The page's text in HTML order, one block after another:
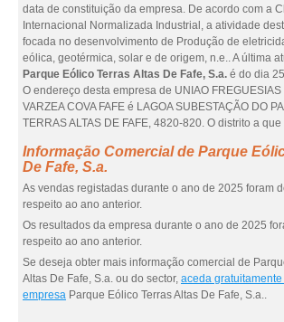
data de constituição da empresa. De acordo com a
Internacional Normalizada Industrial, a atividade
focada no desenvolvimento de Produção de
eólica, geotérmica, solar e de origem, n.e.. A última
Parque Eólico Terras Altas De Fafe, S.a. é do dia
O endereço desta empresa de UNIAO FREGUESIAS
VARZEA COVA FAFE é LAGOA SUBESTAÇÃO DO
TERRAS ALTAS DE FAFE, 4820-820. O distrito a
Informação Comercial de Parque
De Fafe, S.a.
As vendas registadas durante o ano de 2025 foram
respeito ao ano anterior.
Os resultados da empresa durante o ano de 2025
respeito ao ano anterior.
Se deseja obter mais informação comercial de
Altas De Fafe, S.a. ou do sector, aceda
empresa Parque Eólico Terras Altas De Fafe, S.a..